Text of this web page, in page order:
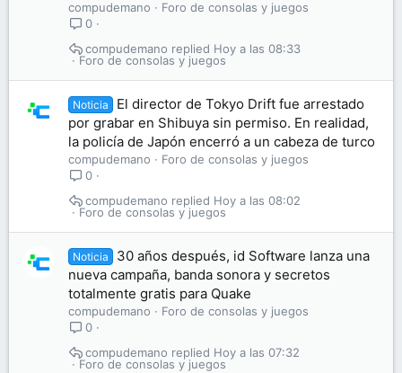
compudemano
Foro de consolas y juegos
0
Foro de consolas y juegos
Hoy a las 08:33
compudemano
Noticia
El director de Tokyo Drift fue arrestado
por grabar en Shibuya sin permiso. En realidad,
la policía de Japón encerró a un cabeza de turco
compudemano
Foro de consolas y juegos
0
Foro de consolas y juegos
Hoy a las 08:02
compudemano
Noticia
30 años después, id Software lanza una
nueva campaña, banda sonora y secretos
totalmente gratis para Quake
compudemano
Foro de consolas y juegos
0
Foro de consolas y juegos
Hoy a las 07:32
compudemano